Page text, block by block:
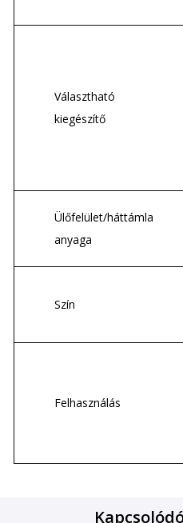
Választható
kiegészítő
Ülőfelület/háttámla
anyaga
Szín
Felhasználás